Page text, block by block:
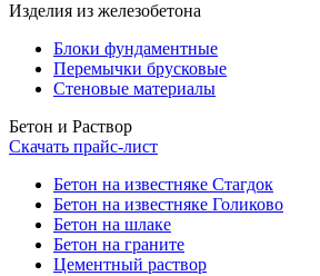
Изделия из железобетона
Блоки фундаментные
Перемычки брусковые
Стеновые материалы
Бетон и Раствор
Скачать прайс-лист
Бетон на известняке Стагдок
Бетон на известняке Голиково
Бетон на шлаке
Бетон на граните
Цементный раствор